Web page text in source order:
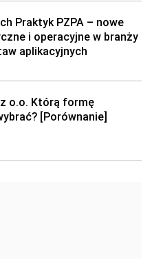
Praktyk PZPA – nowe
i operacyjne w branży
aplikacyjnych
z o.o. Którą formę
[Porównanie]